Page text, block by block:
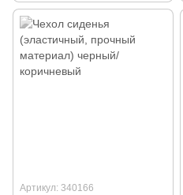
Артикул: 340166